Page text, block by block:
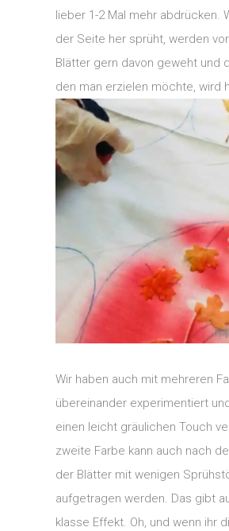
lieber 1-2 Mal mehr abdrücken.
der Seite her sprüht, werden
Blätter gern davon geweht und
den man erzielen möchte, wird
Wir haben auch mit mehreren
übereinander experimentiert
einen leicht gräulichen Touch
zweite Farbe kann auch nach
der Blätter mit wenigen
aufgetragen werden. Das gibt
klasse Effekt. Oh, und wenn ihr